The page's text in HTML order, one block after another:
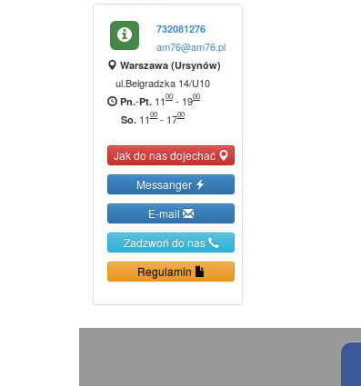
732081276
am76@am76.pl
Warszawa (Ursynów)
ul.Belgradzka 14/U10
Pn.-Pt. 1100 - 1900
So. 1100 - 1700
Jak do nas dojechać
Messanger
E-mail
Zadzwoń do nas
Regulamin